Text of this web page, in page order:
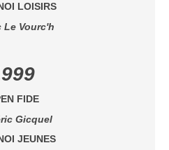
LOISIRS
Le Vourc'h
FIDE
Gicquel
JEUNES